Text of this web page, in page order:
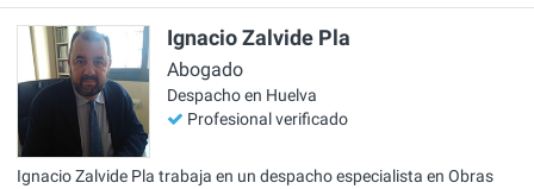
Ignacio Zalvide Pla
Abogado
Despacho en Huelva
Profesional verificado
Ignacio Zalvide Pla trabaja en un despacho especialista en Obras